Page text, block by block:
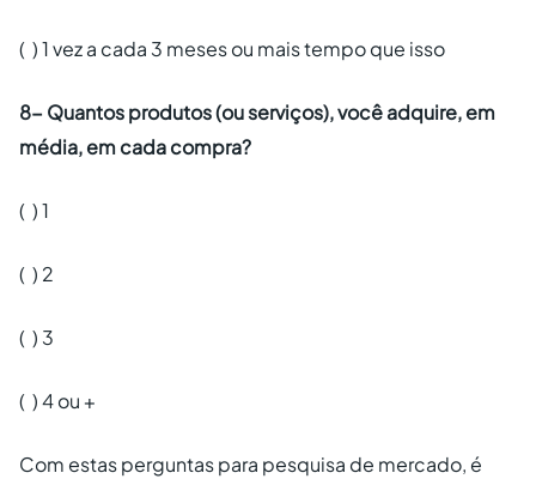
( ) 1 vez a cada 3 meses ou mais tempo que isso
8- Quantos produtos (ou serviços), você adquire, em
média, em cada compra?
( ) 1
( ) 2
( ) 3
( ) 4 ou +
Com estas perguntas para pesquisa de mercado, é